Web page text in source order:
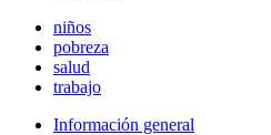
niños
pobreza
salud
trabajo
Información general